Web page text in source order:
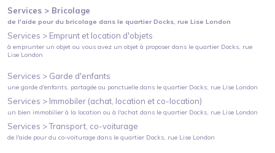
Services > Bricolage
de l'aide pour du bricolage dans le quartierDocks, rue Lise London
Services > Emprunt et location d'objets
à emprunter un objet ou vous avez un objet à proposer dans le quartier Docks, rue
Lise London
Services > Garde d'enfants
une garde d'enfants, partagée ou ponctuelle dans le quartier Docks, rue Lise London
Services > Immobiler (achat, location et co-location)
un bien immobilier à la location ou à l'achat dans le quartier Docks, rue Lise London
Services >Transport, co-voiturage
de l'aide pour du co-voiturage dans le quartier Docks, rue Lise London